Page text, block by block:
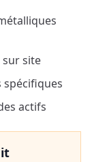
sur site
spécifiques
actifs